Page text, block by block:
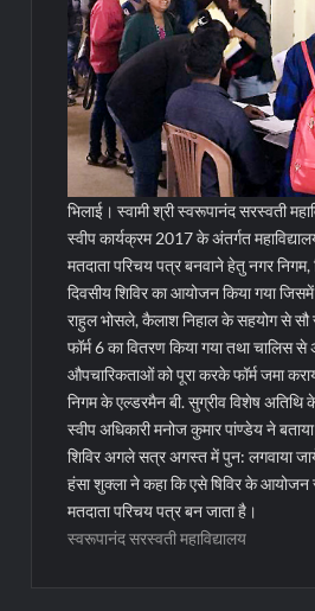
भिलाई। स्वामी श्री स्वरूपानंद सरस्वती
स्वीप कार्यक्रम 2017 के अंतर्गत महाविद्यालय
मतदाता परिचय पत्र बनवाने हेतु नगर
दिवसीय शिविर का आयोजन किया गया
राहुल भोसले, कैलाश निहाल के सहयोग से सौ से
फॉर्म 6 का वितरण किया गया तथा चालिस से
औपचारिकताओं को पूरा करके फॉर्म जमा
निगम के एल्डरमैन बी. सुग्रीव विशेष
स्वीप अधिकारी मनोज कुमार पांण्डेय ने
शिविर अगले सत्र अगस्त में पुन: लगवाया
हंसा शुक्ला ने कहा कि एसे षिविर के आयोजन से
मतदाता परिचय पत्र बन जाता है।
स्वरूपानंद सरस्वती महाविद्यालय